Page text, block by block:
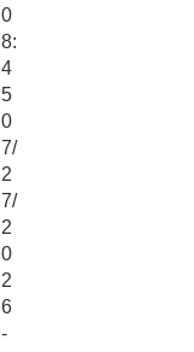
0
8:
4
5
0
7/
2
7/
2
0
2
6
-